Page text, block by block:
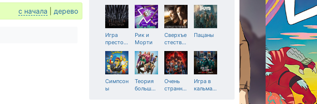
с начала дерево
Игра
престо…
Рик и
Морти
Сверхъе
стеств…
Пацаны
Симпсон
ы
Теория
больш…
Очень
странн…
Игра в
кальма…